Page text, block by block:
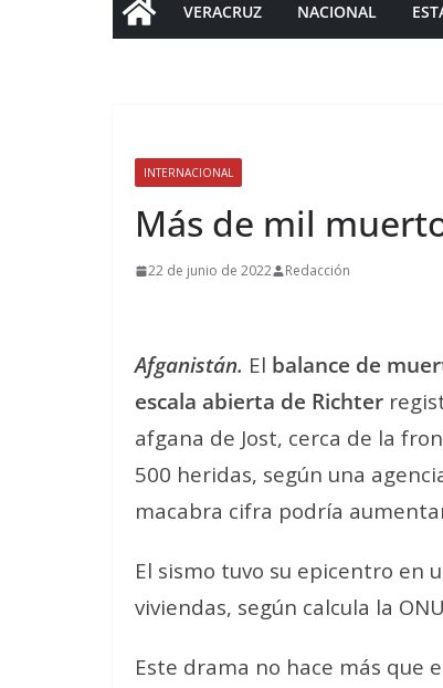
VERACRUZ NACIONAL
INTERNACIONAL
Más de mil
22 de junio de 2022 Redacción
Afganistán. El balance de
escala abierta de Richter
afgana de Jost, cerca de la
500 heridas, según una
macabra cifra podría
El sismo tuvo su epicentro en
viviendas, según calcula la
Este drama no hace más que